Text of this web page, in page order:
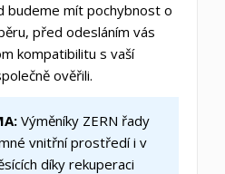
budeme mít pochybnost o
před odesláním vás
kompatibilitu s vaší
ověřili.
Výměníky ZERN řady
vnitřní prostředí i v
díky rekuperaci